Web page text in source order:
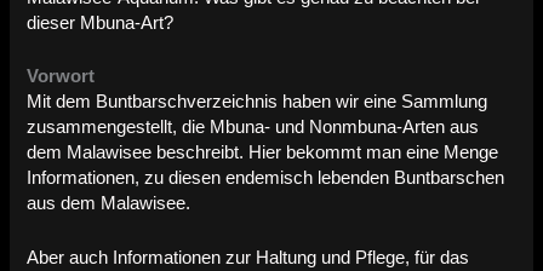
dieser Mbuna-Art?
Vorwort
Mit dem Buntbarschverzeichnis haben wir eine Sammlung
zusammengestellt, die Mbuna- und Nonmbuna-Arten aus
dem Malawisee beschreibt. Hier bekommt man eine Menge
Informationen, zu diesen endemisch lebenden Buntbarschen
aus dem Malawisee.
Aber auch Informationen zur Haltung und Pflege, für das